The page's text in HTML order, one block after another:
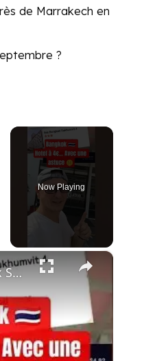
de Marrakech en
?
Now Playing
×
🏨 Ibis Bangkok Sukhumvit 4 – Visite Complète de la Chambre ! Meilleur Hôtel Budget à Bangkok ?